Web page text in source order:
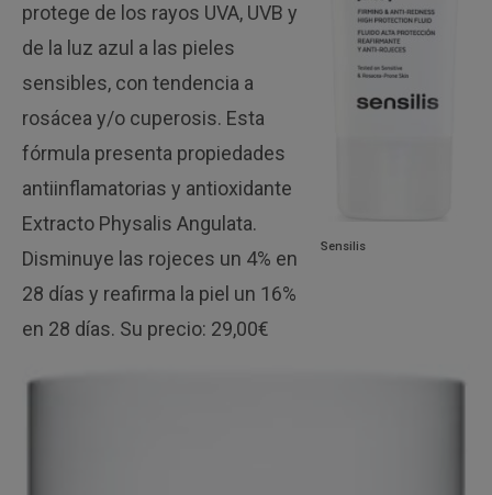
Sensilis
protege de los rayos UVA, UVB y
de la luz azul a las pieles
sensibles, con tendencia a
rosácea y/o cuperosis. Esta
fórmula presenta propiedades
antiinflamatorias y antioxidante
Extracto Physalis Angulata.
Disminuye las rojeces un 4% en
28 días y reafirma la piel un 16%
en 28 días. Su precio: 29,00€